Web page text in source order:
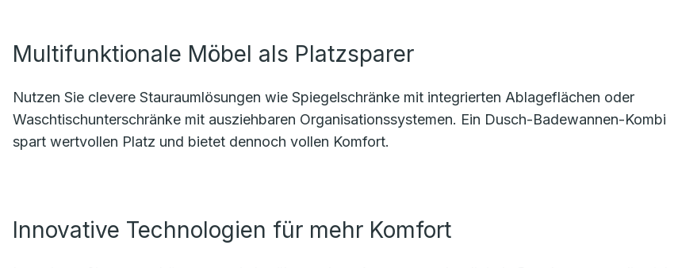
Multifunktionale Möbel als Platzsparer
Nutzen Sie clevere Stauraumlösungen wie Spiegelschränke mit integrierten Ablageflächen oder
Waschtischunterschränke mit ausziehbaren Organisationssystemen. Ein Dusch-Badewannen-Kombi
spart wertvollen Platz und bietet dennoch vollen Komfort.
Innovative Technologien für mehr Komfort